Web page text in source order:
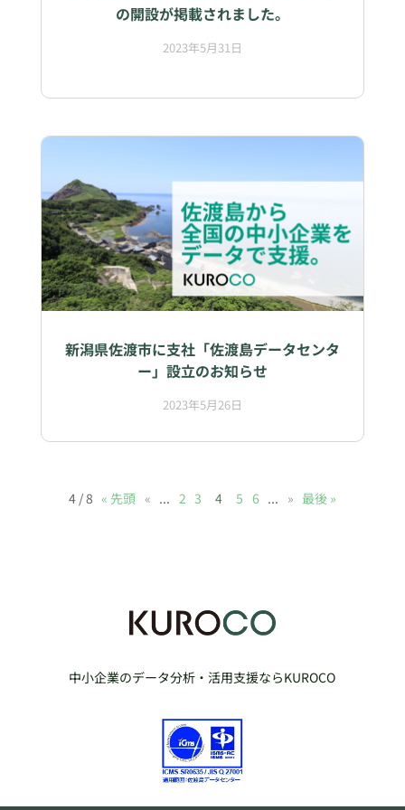
の開設が掲載されました。
2023年5月31日
新潟県佐渡市に支社「佐渡島データセンタ
ー」設立のお知らせ
2023年5月26日
4 / 8 « 先頭 « ... 2 3 4 5 6 ... » 最後 »
中小企業のデータ分析・活用支援ならKUROCO